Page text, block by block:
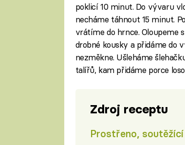
poklicí 10 minut. Do vývaru
necháme táhnout 15 minut.
vrátíme do hrnce. Oloupeme
drobné kousky a přidáme do
nezměkne. Ušleháme
talířů, kam přidáme porce
Zdroj receptu
Prostřeno, soutěžící